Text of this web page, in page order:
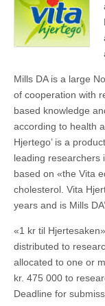
Mills DA is a large
of cooperation with
based knowledge
according to health
Hjertego’ is a
leading researchers
based on «the Vita
cholesterol. Vita
years and is Mills
«1 kr til
distributed to
allocated to one or
kr. 475 000 to
Deadline for